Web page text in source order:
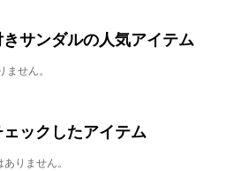
サンダルの人気アイテム
せん。
ックしたアイテム
りません。